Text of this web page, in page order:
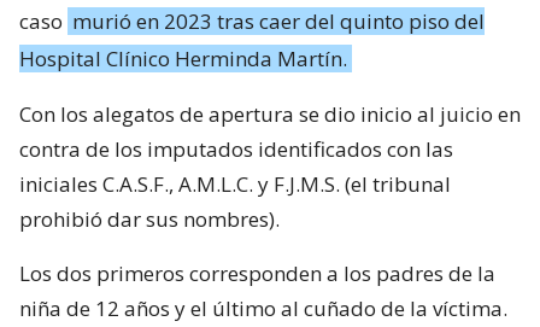
caso murió en 2023 tras caer del quinto piso del
Hospital Clínico Herminda Martín.
Con los alegatos de apertura se dio inicio al juicio en
contra de los imputados identificados con las
iniciales C.A.S.F., A.M.L.C. y F.J.M.S. (el tribunal
prohibió dar sus nombres).
Los dos primeros corresponden a los padres de la
niña de 12 años y el último al cuñado de la víctima.